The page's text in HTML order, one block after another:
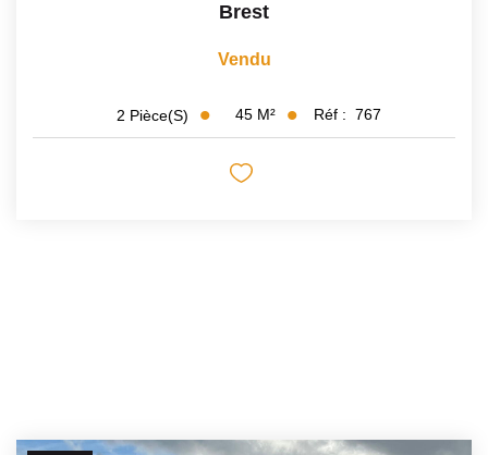
Brest
Vendu
2 Pièce(s) 45 M² Réf : 767